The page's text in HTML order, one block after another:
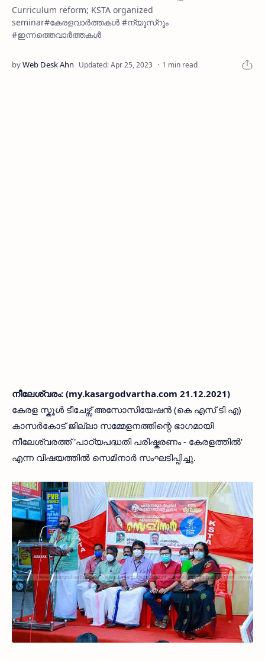
Curriculum reform; KSTA organized
seminar#കേരളവാർത്തകൾ #ന്യൂസ്റൂം
#ഇന്നത്തെവാർത്തകൾ
1 min read
നീലേശ്വരം: (my.kasargodvartha.com 21.12.2021)
കേരള സ്കൂൾ ടീചേഴ്സ് അസോസിയേഷൻ (കെ എസ് ടി എ)
കാസർകോട് ജില്ലാ സമ്മേളനത്തിന്റെ ഭാഗമായി
നീലേശ്വരത്ത് 'പാഠ്യപദ്ധതി പരിഷ്കരണം - കേരളത്തിൽ'
എന്ന വിഷയത്തിൽ സെമിനാർ സംഘടിപ്പിച്ചു.